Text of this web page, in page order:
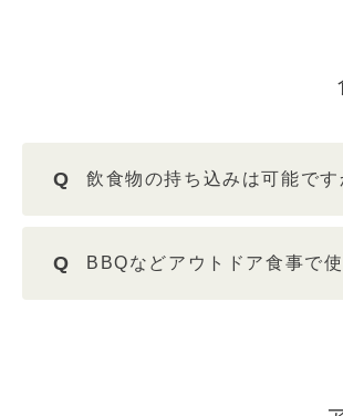
Q 飲食物の持ち込みは可能です
Q BBQなどアウトドア食事で